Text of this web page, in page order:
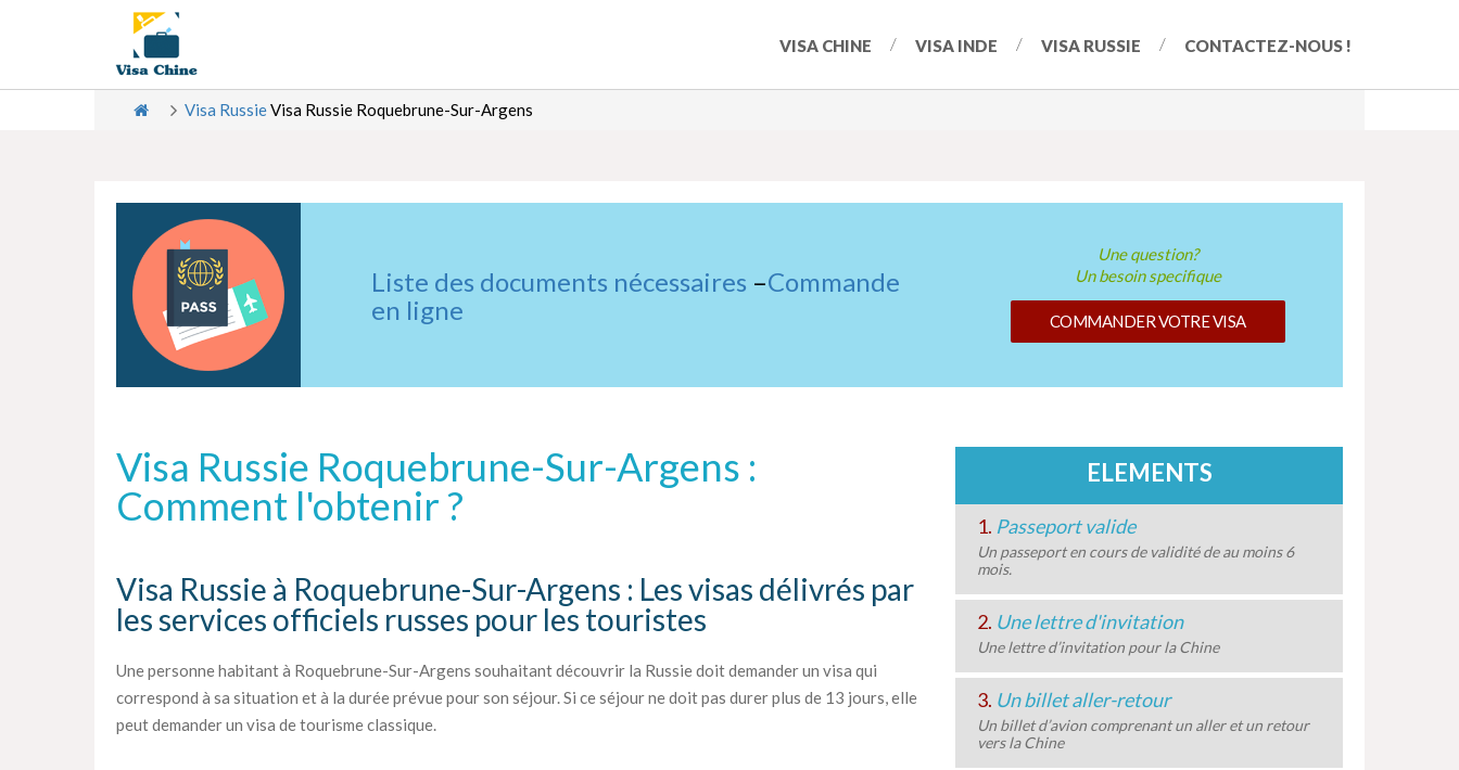
VISA CHINE VISA INDE VISA RUSSIE CONTACTEZ-NOUS !
Visa RussieVisa Russie Roquebrune-Sur-Argens
Liste des documents nécessaires –Commande
en ligne
Une question?
Un besoin specifique
COMMANDER VOTRE VISA
Visa Russie Roquebrune-Sur-Argens :
Comment l'obtenir ?
Visa Russie à Roquebrune-Sur-Argens : Les visas délivrés par
les services officiels russes pour les touristes
Une personne habitant à Roquebrune-Sur-Argens souhaitant découvrir la Russie doit demander un visa qui
correspond à sa situation et à la durée prévue pour son séjour. Si ce séjour ne doit pas durer plus de 13 jours, elle
peut demander un visa de tourisme classique.
ELEMENTS
1. Passeport valide
Un passeport en cours de validité de au moins 6
mois.
2. Une lettre d'invitation
Une lettre d’invitation pour la Chine
3. Un billet aller-retour
Un billet d’avion comprenant un aller et un retour
vers la Chine